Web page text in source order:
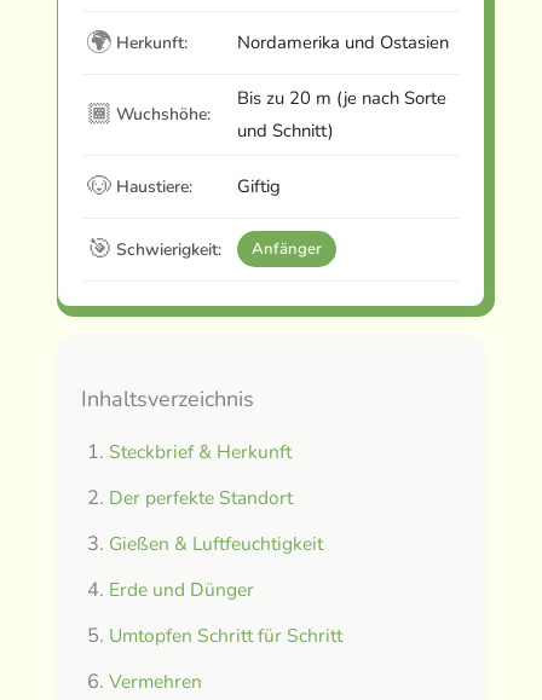
🌍 Herkunft: Nordamerika und Ostasien
🏾 Wuchshöhe:
Bis zu 20 m (je nach Sorte
und Schnitt)
🐶 Haustiere: Giftig
🎯 Schwierigkeit: Anfänger
Inhaltsverzeichnis
Steckbrief & Herkunft
Der perfekte Standort
Gießen & Luftfeuchtigkeit
Erde und Dünger
Umtopfen Schritt für Schritt
Vermehren